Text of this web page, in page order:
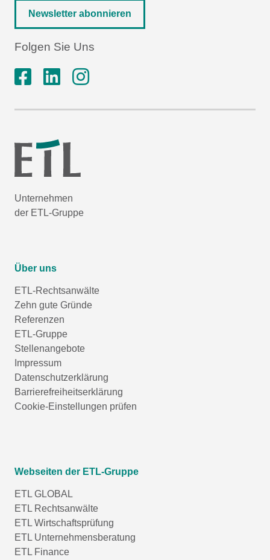
Newsletter abonnieren
Folgen Sie Uns
Unternehmen
der ETL-Gruppe
Über uns
ETL-Rechtsanwälte
Zehn gute Gründe
Referenzen
ETL-Gruppe
Stellenangebote
Impressum
Datenschutzerklärung
Barrierefreiheitserklärung
Cookie-Einstellungen prüfen
Webseiten der ETL-Gruppe
ETL GLOBAL
ETL Rechtsanwälte
ETL Wirtschaftsprüfung
ETL Unternehmensberatung
ETL Finance